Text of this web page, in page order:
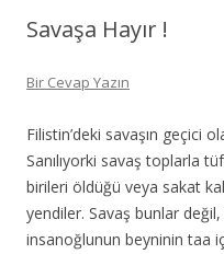
Savaşa Hayır !
Bir Cevap Yazın
Filistin’deki savaşın geçici
Sanılıyorki savaş toplarla
birileri öldüğü veya sakat
yendiler. Savaş bunlar
insanoğlunun beyninin taa